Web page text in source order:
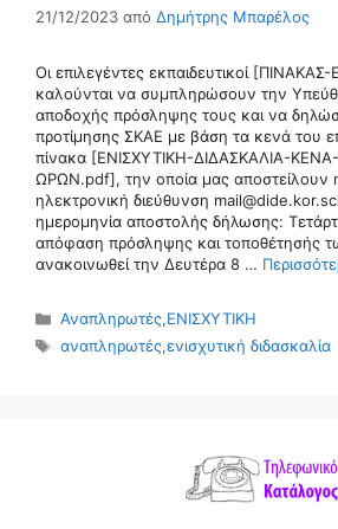
21/12/2023 από Δημήτρης Μπαρέλος
Οι επιλεγέντες εκπαιδευτικοί
καλούνται να συμπληρώσουν την
αποδοχής πρόσληψης τους και να
προτίμησης ΣΚΑΕ με βάση τα κενά του
πίνακα [ΕΝΙΣΧΥΤΙΚΗ-ΔΙΔΑΣΚΑΛΙΑ-
ΩΡΩΝ.pdf], την οποία μας αποστείλουν
ηλεκτρονική διεύθυνση
ημερομηνία αποστολής δήλωσης:
απόφαση πρόσληψης και τοποθέτησής
ανακοινωθεί την Δευτέρα 8 …
Κατηγορίες
Αναπληρωτές,ΕΝΙΣΧΥΤΙΚΗ
Ετικέτες
αναπληρωτές,ενισχυτική διδασκαλία